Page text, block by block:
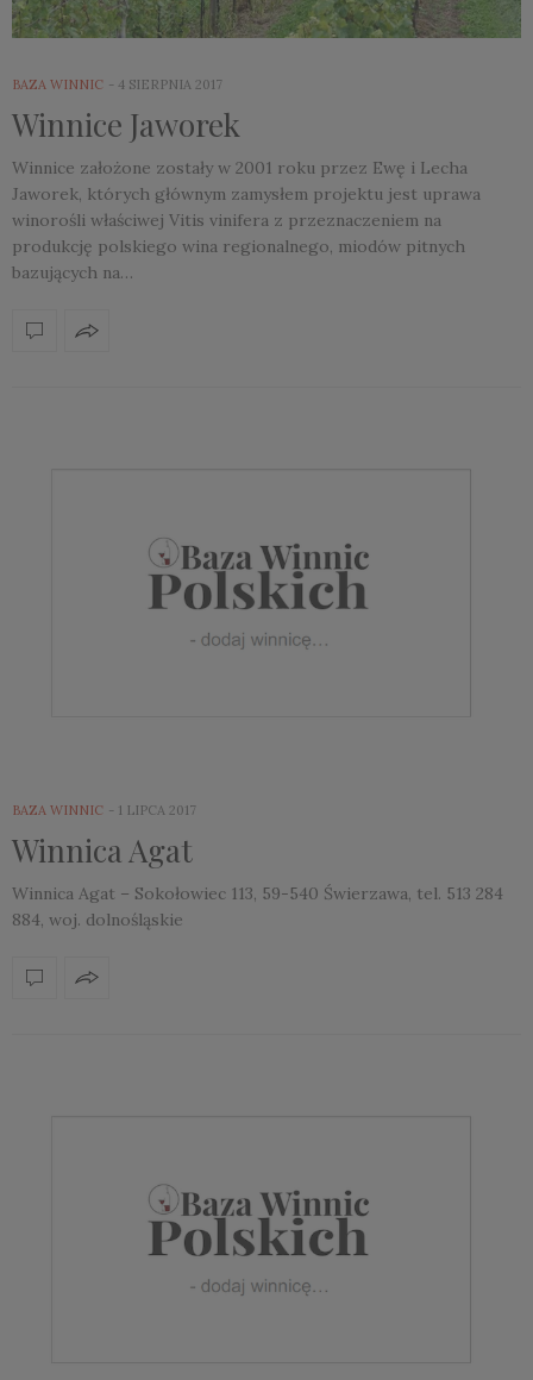
BAZA WINNIC 4 SIERPNIA 2017
Winnice Jaworek
Winnice założone zostały w 2001 roku przez Ewę i Lecha
Jaworek, których głównym zamysłem projektu jest uprawa
winorośli właściwej Vitis vinifera z przeznaczeniem na
produkcję polskiego wina regionalnego, miodów pitnych
bazujących na…
BAZA WINNIC 1 LIPCA 2017
Winnica Agat
Winnica Agat – Sokołowiec 113, 59-540 Świerzawa, tel. 513 284
884, woj. dolnośląskie